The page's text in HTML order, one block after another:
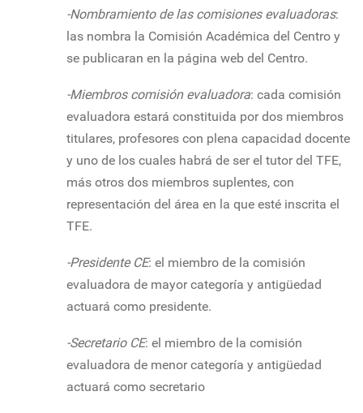
-Nombramiento de las comisiones evaluadoras:
las nombra la Comisión Académica del Centro y
se publicaran en la página web del Centro.
-Miembros comisión evaluadora: cada comisión
evaluadora estará constituida por dos miembros
titulares, profesores con plena capacidad docente
y uno de los cuales habrá de ser el tutor del TFE,
más otros dos miembros suplentes, con
representación del área en la que esté inscrita el
TFE.
-Presidente CE: el miembro de la comisión
evaluadora de mayor categoría y antigüedad
actuará como presidente.
-Secretario CE: el miembro de la comisión
evaluadora de menor categoría y antigüedad
actuará como secretario